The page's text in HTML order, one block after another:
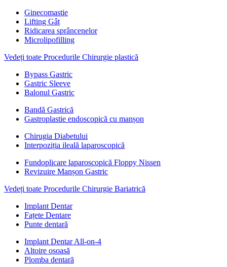
Ginecomastie
Lifting Gât
Ridicarea sprâncenelor
Microlipofilling
Vedeți toate Procedurile Chirurgie plastică
Bypass Gastric
Gastric Sleeve
Balonul Gastric
Bandă Gastrică
Gastroplastie endoscopică cu manșon
Chirugia Diabetului
Interpoziția ileală laparoscopică
Fundoplicare laparoscopică Floppy Nissen
Revizuire Manșon Gastric
Vedeți toate Procedurile Chirurgie Bariatrică
Implant Dentar
Fațete Dentare
Punte dentară
Implant Dentar All-on-4
Altoire osoasă
Plomba dentară